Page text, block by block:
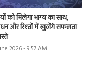
को मिलेगा भाग्य का साथ,
और रिश्तों में खुलेंगे सफलता
2026 - 9:57 AM